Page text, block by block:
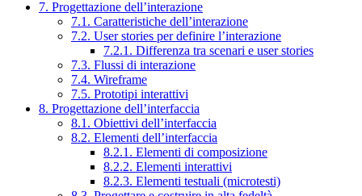
7. Progettazione dell’interazione
7.1. Caratteristiche dell’interazione
7.2. User stories per definire l’interazione
7.2.1. Differenza tra scenari e user stories
7.3. Flussi di interazione
7.4. Wireframe
7.5. Prototipi interattivi
8. Progettazione dell’interfaccia
8.1. Obiettivi dell’interfaccia
8.2. Elementi dell’interfaccia
8.2.1. Elementi di composizione
8.2.2. Elementi interattivi
8.2.3. Elementi testuali (microtesti)